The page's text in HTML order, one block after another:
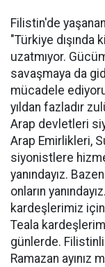
Filistin'de
"Türkiye dışında
uzatmıyor.
savaşmaya da
mücadele
yıldan fazladır
Arap devletleri
Arap Emirlikleri,
siyonistlere
yanındayız.
onların
kardeşlerimiz
Teala
günlerde.
Ramazan ayınız